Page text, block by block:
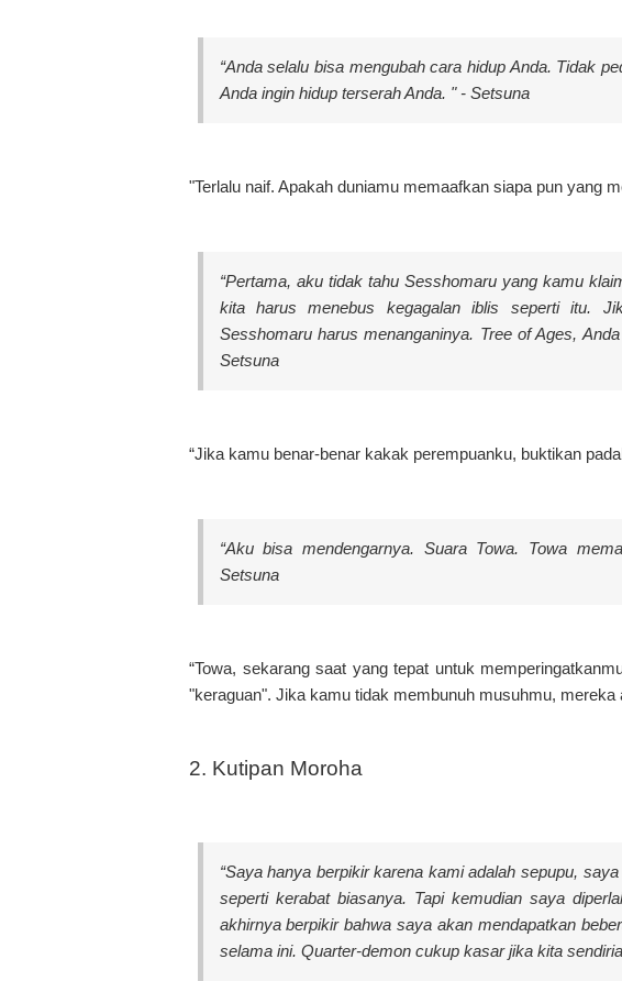
“Anda selalu bisa mengubah cara hidup Anda. Tidak
Anda ingin hidup terserah Anda. " - Setsuna
"Terlalu naif. Apakah duniamu memaafkan siapa pun yang
“Pertama, aku tidak tahu Sesshomaru yang kamu
kita harus menebus kegagalan iblis seperti itu.
Sesshomaru harus menanganinya. Tree of Ages,
Setsuna
“Jika kamu benar-benar kakak perempuanku, buktikan
“Aku bisa mendengarnya. Suara Towa. Towa
Setsuna
“Towa, sekarang saat yang tepat untuk
"keraguan". Jika kamu tidak membunuh musuhmu,
2. Kutipan Moroha
“Saya hanya berpikir karena kami adalah sepupu,
seperti kerabat biasanya. Tapi kemudian saya
akhirnya berpikir bahwa saya akan mendapatkan
selama ini. Quarter-demon cukup kasar jika kita